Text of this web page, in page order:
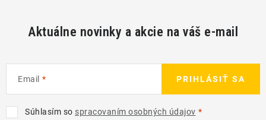
Aktuálne novinky a akcie na váš e-mail
Email
Súhlasím so spracovaním osobných údajov
PRIHLÁSIŤ SA